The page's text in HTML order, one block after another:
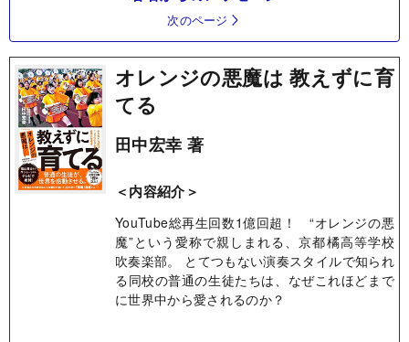
次のページ
オレンジの悪魔は 教えずに育
てる
田中宏幸 著
＜内容紹介＞
YouTube総再生回数1億回超！ “オレンジの悪
魔”という愛称で親しまれる、京都橘高等学校
吹奏楽部。 とてつもない演奏スタイルで知られ
る同校の普通の生徒たちは、なぜこれほどまで
に世界中から愛されるのか？